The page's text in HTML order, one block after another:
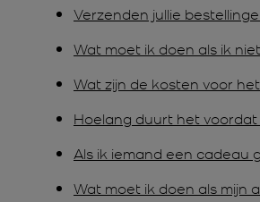
Verzenden jullie
Wat moet ik doen als ik
Wat zijn de kosten voor
Hoelang duurt het
Als ik iemand een cadeau
Wat moet ik doen als mijn